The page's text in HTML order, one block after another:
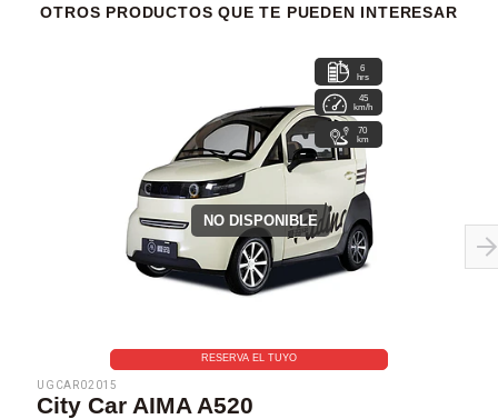
OTROS PRODUCTOS QUE TE PUEDEN INTERESAR
NO DISPONIBLE
6
hrs
45
km/h
70
km
RESERVA EL TUYO
UGCAR02015
City Car AIMA A520